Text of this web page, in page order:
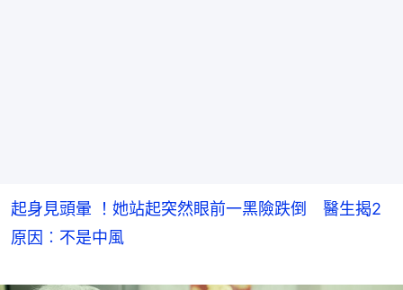
起身見頭暈 ！她站起突然眼前一黑險跌倒 醫生揭2
原因︰不是中風